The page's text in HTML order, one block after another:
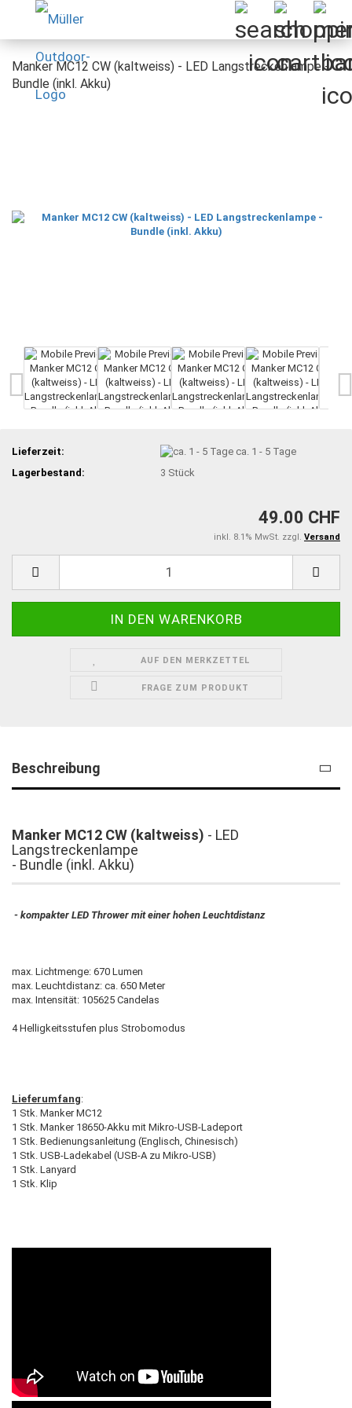
Manker MC12 CW (kaltweiss) - LED Langstreckenlampe -
Bundle (inkl. Akku)
Lieferzeit:
ca. 1 - 5 Tage
Lagerbestand:
3 Stück
49.00 CHF
inkl. 8.1% MwSt. zzgl. Versand
AUF DEN MERKZETTEL
FRAGE ZUM PRODUKT
Beschreibung
Manker MC12 CW (kaltweiss) - LED
Langstreckenlampe
- Bundle (inkl. Akku)
- kompakter LED Thrower mit einer hohen Leuchtdistanz
max. Lichtmenge: 670 Lumen
max. Leuchtdistanz: ca. 650 Meter
max. Intensität: 105625 Candelas
4 Helligkeitsstufen plus Strobomodus
Lieferumfang:
1 Stk. Manker MC12
1 Stk. Manker 18650-Akku mit Mikro-USB-Ladeport
1 Stk. Bedienungsanleitung (Englisch, Chinesisch)
1 Stk. USB-Ladekabel (USB-A zu Mikro-USB)
1 Stk. Lanyard
1 Stk. Klip